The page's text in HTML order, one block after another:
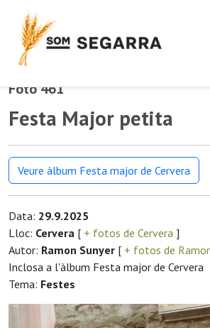
Foto 461
Festa Major petita
Veure àlbum Festa major de Cervera
Data: 29.9.2025
Lloc: Cervera [ + fotos de Cervera ]
Autor: Ramon Sunyer [ + fotos de
Inclosa a l'àlbum Festa major de Cervera
Tema: Festes